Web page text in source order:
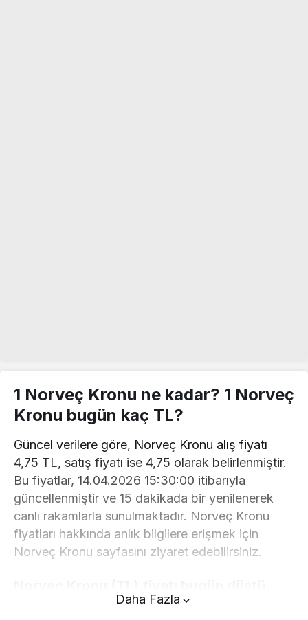
1 Norveç Kronu ne kadar? 1 Norveç
Kronu bugün kaç TL?
Güncel verilere göre, Norveç Kronu alış fiyatı
4,75 TL, satış fiyatı ise 4,75 olarak belirlenmiştir.
Bu fiyatlar, 14.04.2026 15:30:00 itibarıyla
güncellenmiştir ve 15 dakikada bir yenilenerek
canlı rakamlarla sunulmaktadır. Norveç Kronu
fiyatları hakkında anlık bilgilere erişmek için
Norveç Kronu sayfasını ziyaret edebilirsiniz.
Daha Fazla